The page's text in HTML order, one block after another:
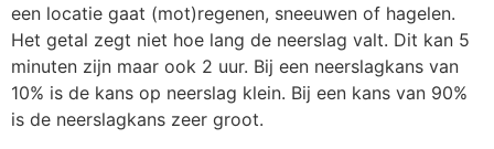
een locatie gaat (mot)regenen, sneeuwen of hagelen.
Het getal zegt niet hoe lang de neerslag valt. Dit kan 5
minuten zijn maar ook 2 uur. Bij een neerslagkans van
10% is de kans op neerslag klein. Bij een kans van 90%
is de neerslagkans zeer groot.